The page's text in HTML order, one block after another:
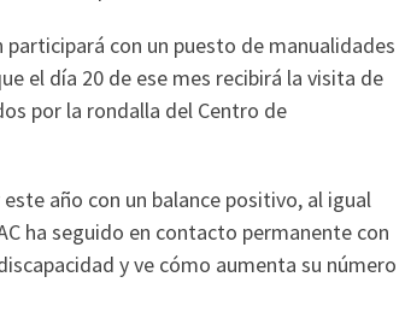
con un puesto de manualidades
el día 20 de ese mes recibirá la visita de
por la rondalla del Centro de
año con un balance positivo, al igual
ha seguido en contacto permanente con
y ve cómo aumenta su número